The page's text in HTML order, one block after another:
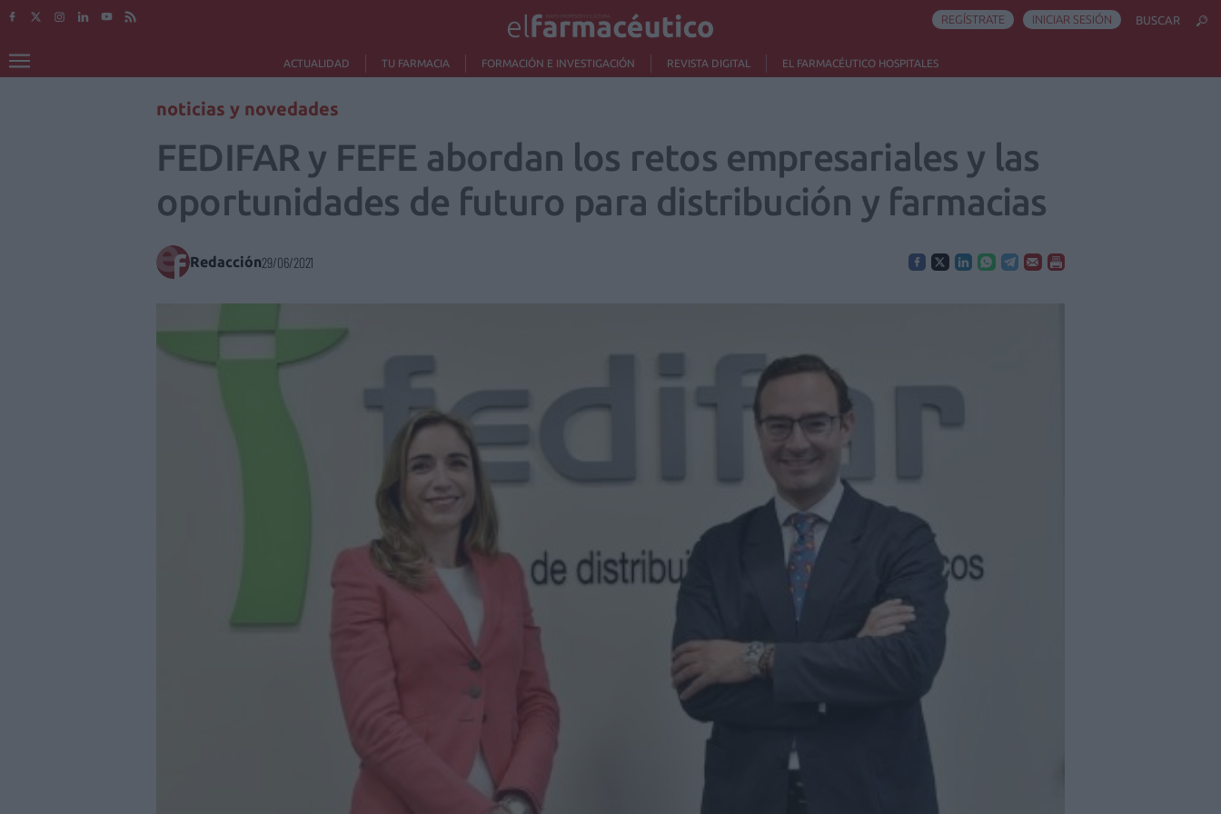
ACTUALIDAD TU FARMACIA FORMACIÓN E INVESTIGACIÓN REVISTA DIGITAL EL FARMACÉUTICO HOSPITALES
REGÍSTRATE INICIAR SESIÓN BUSCAR
noticias y novedades
FEDIFAR y FEFE abordan los retos empresariales y las
oportunidades de futuro para distribución y farmacias
Redacción29/06/2021